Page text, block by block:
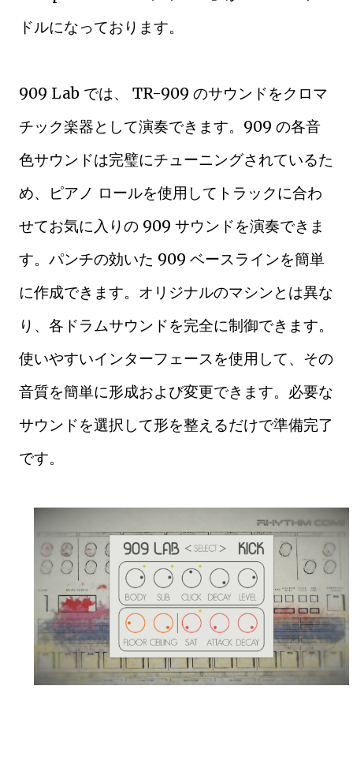
ドルになっております。
909 Lab では、 TR-909 のサウンドをクロマ
チック楽器として演奏できます。909 の各音
色サウンドは完璧にチューニングされているた
め、ピアノ ロールを使用してトラックに合わ
せてお気に入りの 909 サウンドを演奏できま
す。パンチの効いた 909 ベースラインを簡単
に作成できます。オリジナルのマシンとは異な
り、各ドラムサウンドを完全に制御できます。
使いやすいインターフェースを使用して、その
音質を簡単に形成および変更できます。必要な
サウンドを選択して形を整えるだけで準備完了
です。